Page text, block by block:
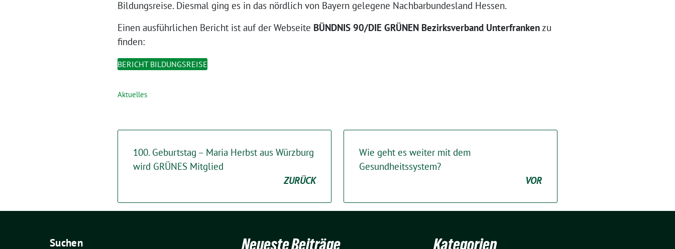
Bildungsreise. Diesmal ging es in das nördlich von Bayern gelegene Nachbarbundesland Hessen.
Einen ausführlichen Bericht ist auf der Webseite BÜNDNIS 90/DIE GRÜNEN Bezirksverband Unterfrankenzu
finden:
BERICHT BILDUNGSREISE
Aktuelles
100. Geburtstag – Maria Herbst aus Würzburg
wird GRÜNES Mitglied
ZURÜCK
Wie geht es weiter mit dem
Gesundheitssystem?
VOR
Suchen Neueste Beiträge Kategorien